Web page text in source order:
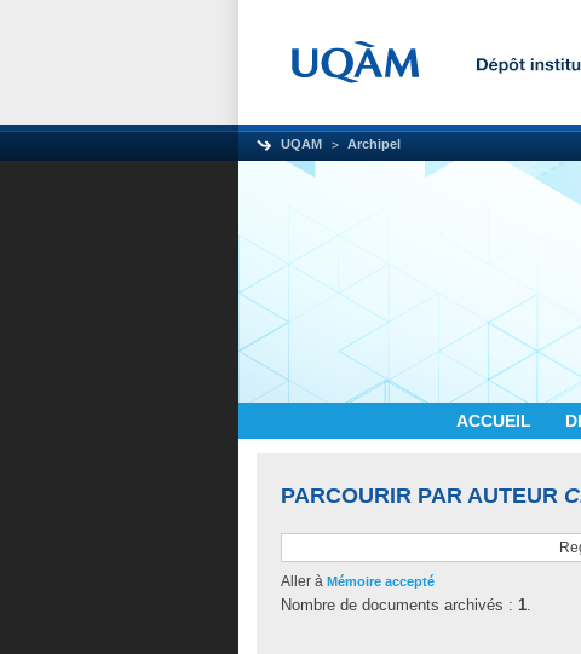
UQAM Archipel
ACCUEIL
PARCOURIR PAR AUTEUR
Aller à Mémoire accepté
Nombre de documents archivés : 1.